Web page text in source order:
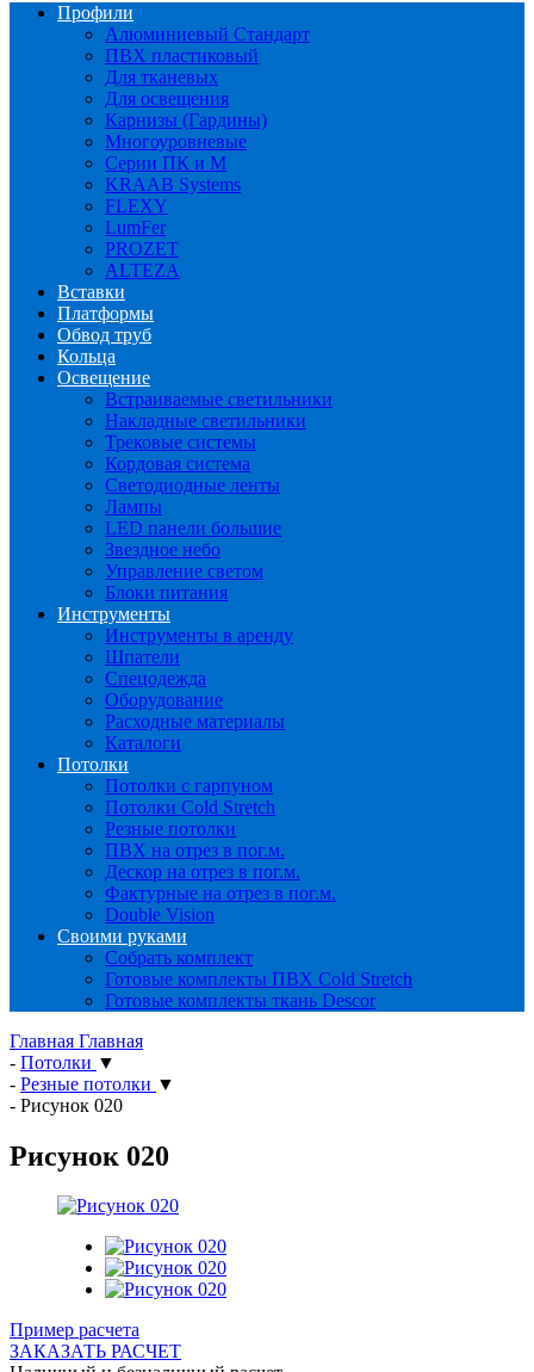
Профили
Алюминиевый Стандарт
ПВХ пластиковый
Для тканевых
Для освещения
Карнизы (Гардины)
Многоуровневые
Серии ПК и М
KRAAB Systems
FLEXY
LumFer
PROZET
ALTEZA
Вставки
Платформы
Обвод труб
Кольца
Освещение
Встраиваемые светильники
Накладные светильники
Трековые системы
Кордовая система
Светодиодные ленты
Лампы
LED панели большие
Звездное небо
Управление светом
Блоки питания
Инструменты
Инструменты в аренду
Шпатели
Спецодежда
Оборудование
Расходные материалы
Каталоги
Потолки
Потолки с гарпуном
Потолки Cold Stretch
Резные потолки
ПВХ на отрез в пог.м.
Дескор на отрез в пог.м.
Фактурные на отрез в пог.м.
Double Vision
Своими руками
Собрать комплект
Готовые комплекты ПВХ Cold Stretch
Готовые комплекты ткань Descor
Главная Главная
- Потолки ▼
- Резные потолки ▼
- Рисунок 020
Рисунок 020
Пример расчета
ЗАКАЗАТЬ РАСЧЕТ